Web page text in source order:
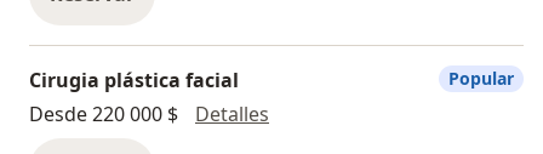
Cirugia plástica facial
Desde 220 000 $
Detalles
Popular